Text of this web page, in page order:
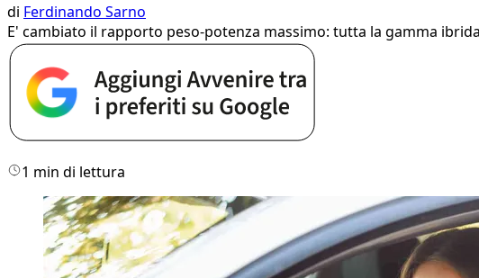
di Ferdinando Sarno
E' cambiato il rapporto peso-potenza massimo: tutta la gamma
1 min di lettura